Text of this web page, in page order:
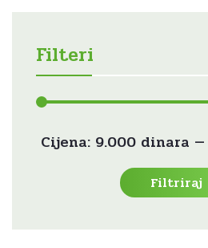
Filteri
Filtriraj
Cijena: 9.000 dinara —